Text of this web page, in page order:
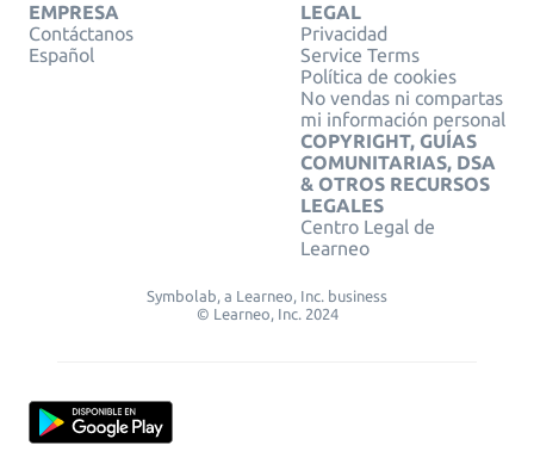
EMPRESA
Contáctanos
Español
LEGAL
Privacidad
Service Terms
Política de cookies
No vendas ni compartas
mi información personal
COPYRIGHT, GUÍAS
COMUNITARIAS, DSA
& OTROS RECURSOS
LEGALES
Centro Legal de
Learneo
Symbolab, a Learneo, Inc. business
© Learneo, Inc. 2024